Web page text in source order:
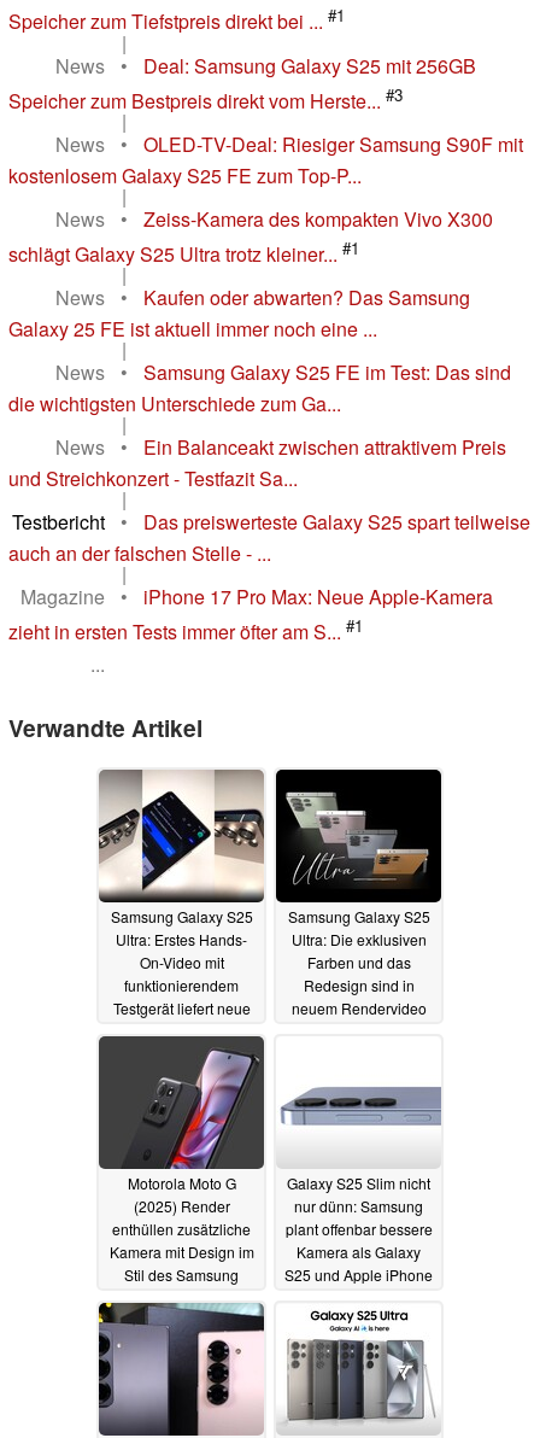
Speicher zum Tiefstpreis direkt bei ... #1
|
News
•
Deal: Samsung Galaxy S25 mit 256GB
Speicher zum Bestpreis direkt vom Herste... #3
|
News
•
OLED-TV-Deal: Riesiger Samsung S90F mit
kostenlosem Galaxy S25 FE zum Top-P...
|
News
•
Zeiss-Kamera des kompakten Vivo X300
schlägt Galaxy S25 Ultra trotz kleiner... #1
|
News
•
Kaufen oder abwarten? Das Samsung
Galaxy 25 FE ist aktuell immer noch eine ...
|
News
•
Samsung Galaxy S25 FE im Test: Das sind
die wichtigsten Unterschiede zum Ga...
|
News
•
Ein Balanceakt zwischen attraktivem Preis
und Streichkonzert - Testfazit Sa...
|
Testbericht
•
Das preiswerteste Galaxy S25 spart teilweise
auch an der falschen Stelle - ...
|
Magazine
•
iPhone 17 Pro Max: Neue Apple-Kamera
zieht in ersten Tests immer öfter am S... #1
...
Verwandte Artikel
Samsung Galaxy S25
Ultra: Erstes Hands-
On-Video mit
funktionierendem
Testgerät liefert neue
26.11.2024
Samsung Galaxy S25
Ultra: Die exklusiven
Farben und das
Redesign sind in
neuem Rendervideo
Motorola Moto G
(2025) Render
enthüllen zusätzliche
Kamera mit Design im
Stil des Samsung
24.11.2024
Galaxy S25 Slim nicht
nur dünn: Samsung
plant offenbar bessere
Kamera als Galaxy
S25 und Apple iPhone